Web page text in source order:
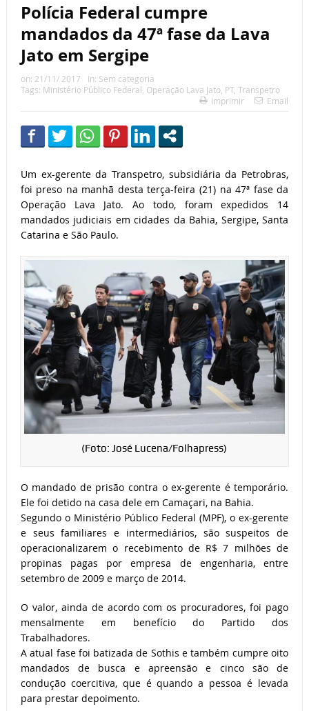
Polícia Federal cumpre
mandados da 47ª fase da Lava
Jato em Sergipe
on: 21/11/ 2017 In: Sem categoria
Tags: Ministério Público Federal, Operação Lava Jato, PT, Transpetro
Imprimir
Email
Um ex-gerente da Transpetro, subsidiária da Petrobras,
foi preso na manhã desta terça-feira (21) na 47ª fase da
Operação Lava Jato. Ao todo, foram expedidos 14
mandados judiciais em cidades da Bahia, Sergipe, Santa
Catarina e São Paulo.
(Foto: José Lucena/Folhapress)
O mandado de prisão contra o ex-gerente é temporário.
Ele foi detido na casa dele em Camaçari, na Bahia.
Segundo o Ministério Público Federal (MPF), o ex-gerente
e seus familiares e intermediários, são suspeitos de
operacionalizarem o recebimento de R$ 7 milhões de
propinas pagas por empresa de engenharia, entre
setembro de 2009 e março de 2014.
O valor, ainda de acordo com os procuradores, foi pago
mensalmente em benefício do Partido dos
Trabalhadores.
A atual fase foi batizada de Sothis e também cumpre oito
mandados de busca e apreensão e cinco são de
condução coercitiva, que é quando a pessoa é levada
para prestar depoimento.